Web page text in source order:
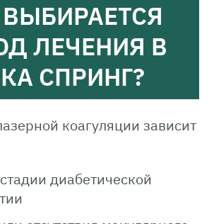
ЛЕЧЕНИЯ В
СПРИНГ?
коагуляции зависит
диабетической